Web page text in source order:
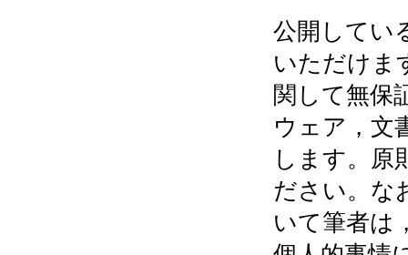
公開してい
いただけま
関して無保
ウェア，文
します。原
ださい。な
いて筆者は